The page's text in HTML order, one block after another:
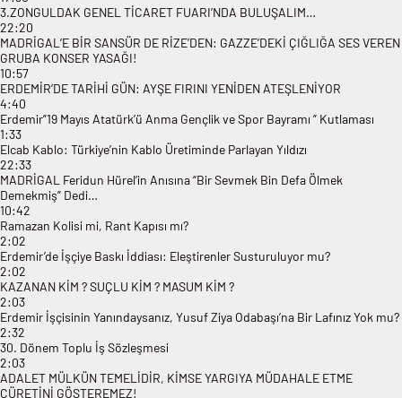
3.ZONGULDAK GENEL TİCARET FUARI’NDA BULUŞALIM…
22:20
MADRİGAL’E BİR SANSÜR DE RİZE’DEN: GAZZE’DEKİ ÇIĞLIĞA SES VEREN
GRUBA KONSER YASAĞI!
10:57
ERDEMİR’DE TARİHİ GÜN: AYŞE FIRINI YENİDEN ATEŞLENİYOR
4:40
Erdemir”19 Mayıs Atatürk’ü Anma Gençlik ve Spor Bayramı ” Kutlaması
1:33
Elcab Kablo: Türkiye’nin Kablo Üretiminde Parlayan Yıldızı
22:33
MADRİGAL Feridun Hürel’in Anısına “Bir Sevmek Bin Defa Ölmek
Demekmiş” Dedi…
10:42
Ramazan Kolisi mi, Rant Kapısı mı?
2:02
Erdemir’de İşçiye Baskı İddiası: Eleştirenler Susturuluyor mu?
2:02
KAZANAN KİM ? SUÇLU KİM ? MASUM KİM ?
2:03
Erdemir İşçisinin Yanındaysanız, Yusuf Ziya Odabaşı’na Bir Lafınız Yok mu?
2:32
30. Dönem Toplu İş Sözleşmesi
2:03
ADALET MÜLKÜN TEMELİDİR, KİMSE YARGIYA MÜDAHALE ETME
CÜRETİNİ GÖSTEREMEZ!